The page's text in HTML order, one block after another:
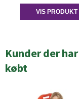
VIS PRODUKT
Kunder der
købt